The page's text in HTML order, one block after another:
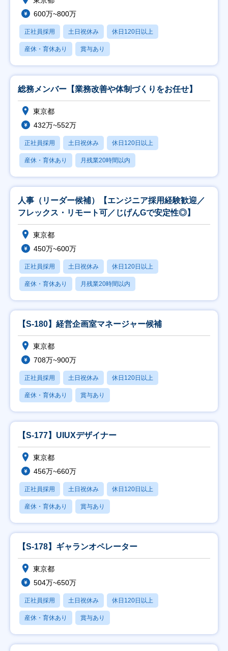
600万~800万
正社員採用 土日祝休み 休日120日以上
産休・育休あり 賞与あり
総務メンバー【業務改善や体制づくりをお任せ】
東京都
432万~552万
正社員採用 土日祝休み 休日120日以上
産休・育休あり 月残業20時間以内
人事（リーダー候補）【エンジニア採用経験歓迎／
フレックス・リモート可／じげんGで安定性◎】
東京都
450万~600万
正社員採用 土日祝休み 休日120日以上
産休・育休あり 月残業20時間以内
【S-180】経営企画室マネージャー候補
東京都
708万~900万
正社員採用 土日祝休み 休日120日以上
産休・育休あり 賞与あり
【S-177】UIUXデザイナー
東京都
456万~660万
正社員採用 土日祝休み 休日120日以上
産休・育休あり 賞与あり
【S-178】ギャランオペレーター
東京都
504万~650万
正社員採用 土日祝休み 休日120日以上
産休・育休あり 賞与あり